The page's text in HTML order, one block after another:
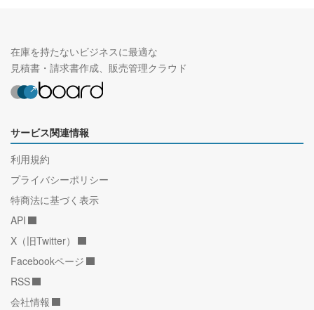
在庫を持たないビジネスに最適な
見積書・請求書作成、販売管理クラウド
サービス関連情報
利用規約
プライバシーポリシー
特商法に基づく表示
API
X（旧Twitter）
Facebookページ
RSS
会社情報